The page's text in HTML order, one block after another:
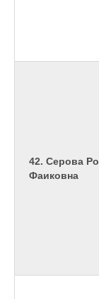
42. Серова
Фаиковна